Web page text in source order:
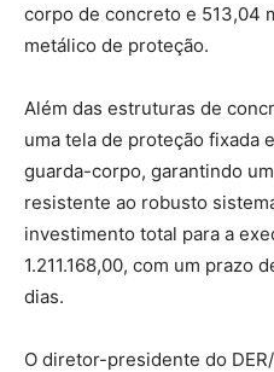
corpo de concreto e 513,04
metálico de proteção.
Além das estruturas de
uma tela de proteção fixada
guarda-corpo, garantindo
resistente ao robusto
investimento total para a
1.211.168,00, com um prazo
dias.
O diretor-presidente do